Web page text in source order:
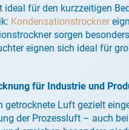
für den kurzzeitigen
Kondensationstrockner
sorgen
eignen sich ideal für
für Industrie und
Luft gezielt
der Prozessluft – auch